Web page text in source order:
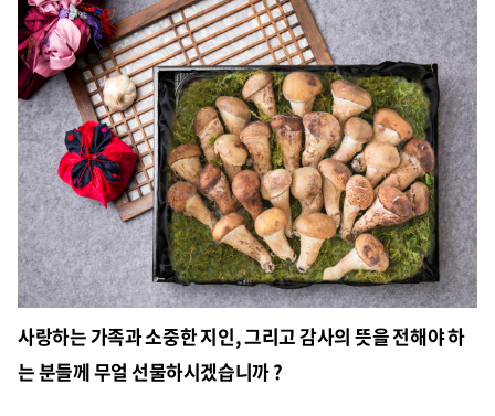
사랑하는 가족과 소중한 지인, 그리고 감사의 뜻을 전해야 하
는 분들께 무얼 선물하시겠습니까 ?